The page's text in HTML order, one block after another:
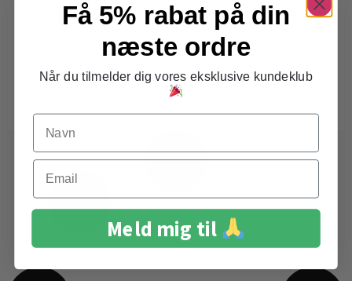
Organic Hairspa
Magnificent Volumizing
kr.
Tilføj til kurv
Organic Hairspa Sea Salt
Cream 150ml
208,00
Tilføj til kurv
Få 5% rabat på din
næste ordre
Når du tilmelder dig vores eksklusive kundeklub
Navn
Email
Meld mig til